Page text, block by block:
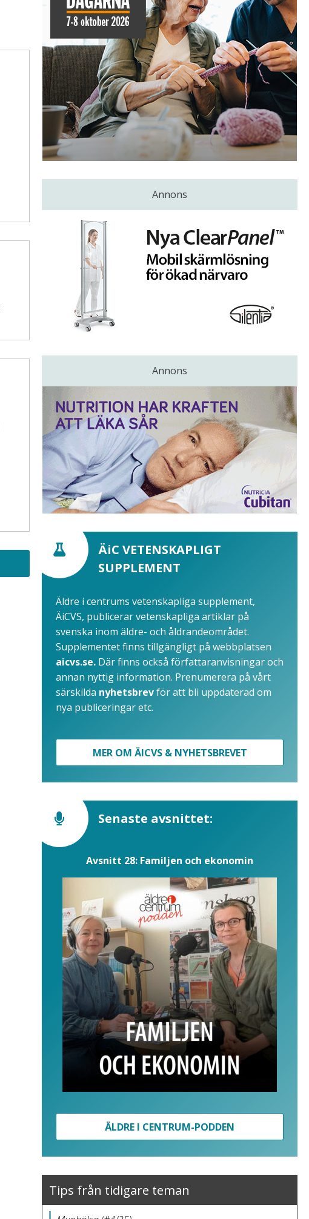
Annons
Annons
ÄiC VETENSKAPLIGT
SUPPLEMENT
Äldre i centrums vetenskapliga supplement,
ÄiCVS, publicerar vetenskapliga artiklar på
svenska inom äldre- och åldrandeområdet.
Supplementet finns tillgängligt på webbplatsen
aicvs.se. Där finns också författaranvisningar och
annan nyttig information. Prenumerera på vårt
särskilda nyhetsbrevför att bli uppdaterad om
nya publiceringar etc.
MER OM ÄICVS & NYHETSBREVET
Senaste avsnittet:
Avsnitt 28: Familjen och ekonomin
ÄLDRE I CENTRUM-PODDEN
Tips från tidigare teman